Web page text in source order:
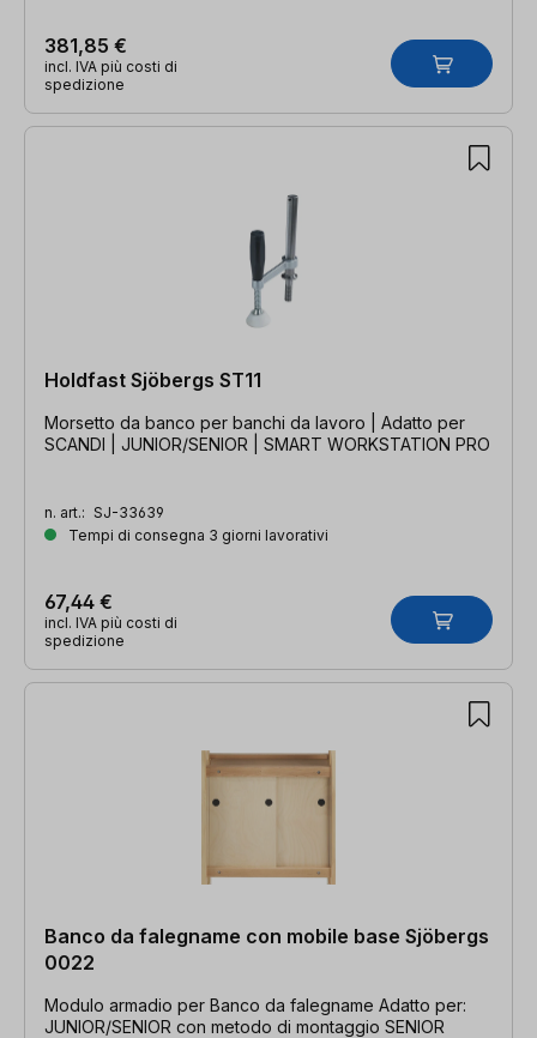
381,85 €
incl. IVA più costi di
spedizione
Holdfast Sjöbergs ST11
Morsetto da banco per banchi da lavoro | Adatto per
SCANDI | JUNIOR/SENIOR | SMART WORKSTATION PRO
n. art.: SJ-33639
Tempi di consegna 3 giorni lavorativi
67,44 €
incl. IVA più costi di
spedizione
Banco da falegname con mobile base Sjöbergs
0022
Modulo armadio per Banco da falegname Adatto per:
JUNIOR/SENIOR con metodo di montaggio SENIOR